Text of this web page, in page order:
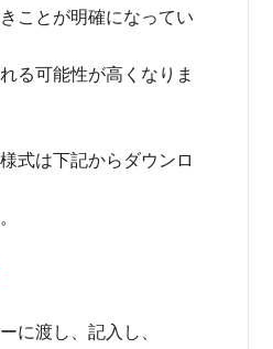
ことが明確になってい
る可能性が高くなりま
式は下記からダウンロ
に渡し、記入し、